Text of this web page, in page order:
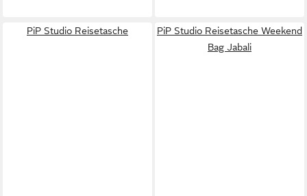
PiP Studio Reisetasche
PiP Studio Reisetasche Weekend
Bag Jabali